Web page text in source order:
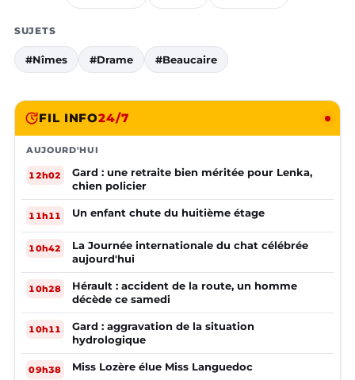
SUJETS
#Nîmes #Drame #Beaucaire
FIL INFO24/7
AUJOURD'HUI
12h02
Gard : une retraite bien méritée pour Lenka,
chien policier
11h11 Un enfant chute du huitième étage
10h42
La Journée internationale du chat célébrée
aujourd'hui
10h28
Hérault : accident de la route, un homme
décède ce samedi
10h11
Gard : aggravation de la situation
hydrologique
09h38 Miss Lozère élue Miss Languedoc